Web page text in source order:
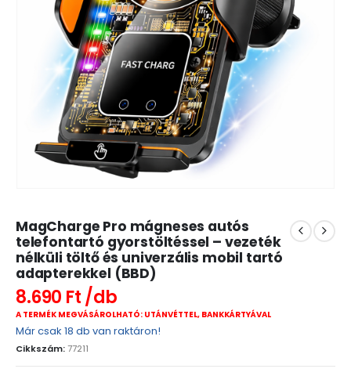
MagCharge Pro mágneses autós
telefontartó gyorstöltéssel – vezeték
nélküli töltő és univerzális mobil tartó
adapterekkel (BBD)
8.690 Ft
A TERMÉK MEGVÁSÁROLHATÓ: UTÁNVÉTTEL, BANKKÁRTYÁVAL
Már csak 18 db van raktáron!
Cikkszám:77211